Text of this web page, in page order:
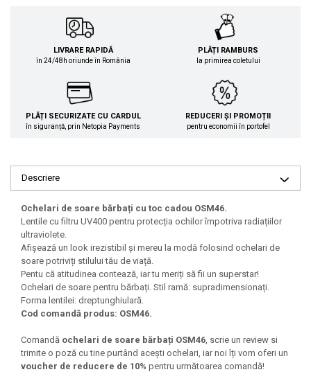
LIVRARE RAPIDĂ
în 24/48h oriunde în România
PLĂȚI RAMBURS
la primirea coletului
PLĂȚI SECURIZATE CU CARDUL
în siguranță, prin Netopia Payments
REDUCERI ȘI PROMOȚII
pentru economii în portofel
Descriere
Ochelari de soare bărbați cu toc cadou OSM46.
Lentile cu filtru UV400 pentru protecția ochilor împotriva radiațiilor
ultraviolete.
Afișează un look irezistibil și mereu la modă folosind ochelari de
soare potriviți stilului tău de viață.
Pentu că atitudinea contează, iar tu meriți să fii un superstar!
Ochelari de soare pentru bărbați. Stil ramă: supradimensionați.
Forma lentilei: dreptunghiulară.
Cod comandă produs: OSM46.
Comandă ochelari de soare bărbați OSM46 , scrie un review si
trimite o poză cu tine purtând acești ochelari, iar noi îți vom oferi un
voucher de reducere de 10% pentru următoarea comandă!